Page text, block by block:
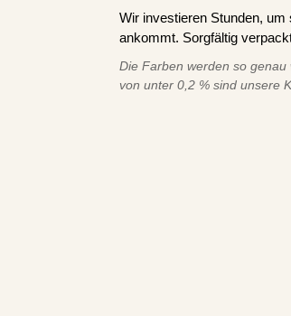
Wir investieren Stunden,
ankommt. Sorgfältig
Die Farben werden so
von unter 0,2 % sind unsere